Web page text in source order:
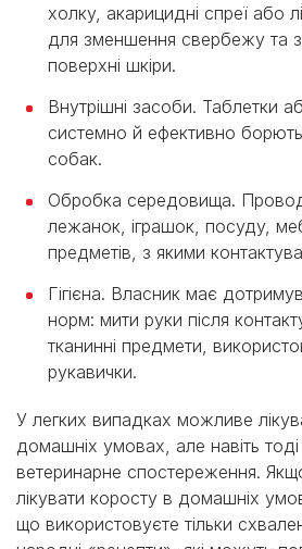
холку, акарицидні спреї або
для зменшення свербежу та
поверхні шкіри.
Внутрішні засоби. Таблетки
системно й ефективно
собак.
Обробка середовища.
лежанок, іграшок, посуду,
предметів, з якими
Гігієна. Власник має
норм: мити руки після
тканинні предмети,
рукавички.
У легких випадках можливе
домашніх умовах, але навіть тоді
ветеринарне спостереження.
лікувати коросту в домашніх
що використовуєте тільки